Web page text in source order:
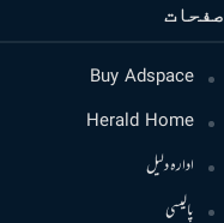
صفحات
Buy Adspace
Herald Home
ادارہ دلیل
پالیسی